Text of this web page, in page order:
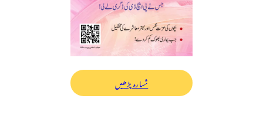
شمارہ پڑھیں